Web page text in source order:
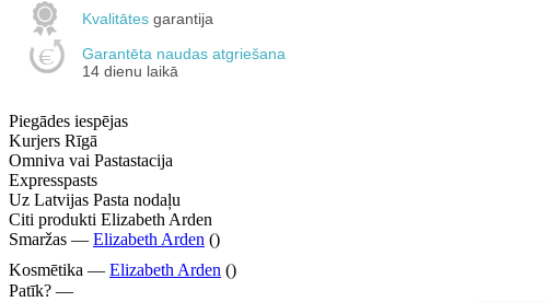
Kvalitātes garantija
Garantēta naudas atgriešana
14 dienu laikā
Piegādes iespējas
Kurjers Rīgā
Omniva vai Pastastacija
Expresspasts
Uz Latvijas Pasta nodaļu
Citi produkti Elizabeth Arden
Smaržas — Elizabeth Arden ()
Kosmētika — Elizabeth Arden ()
Patīk? —